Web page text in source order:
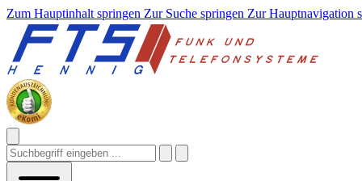
Zum Hauptinhalt springen Zur Suche springen Zur Hauptnavigation